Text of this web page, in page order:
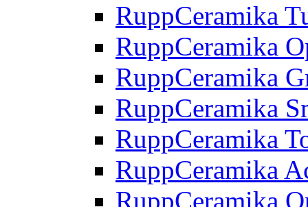
RuppCeramika
RuppCeramika
RuppCeramika
RuppCeramika
RuppCeramika
RuppCeramika
RuppCeramika